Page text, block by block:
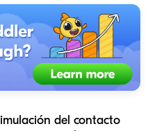
del contacto